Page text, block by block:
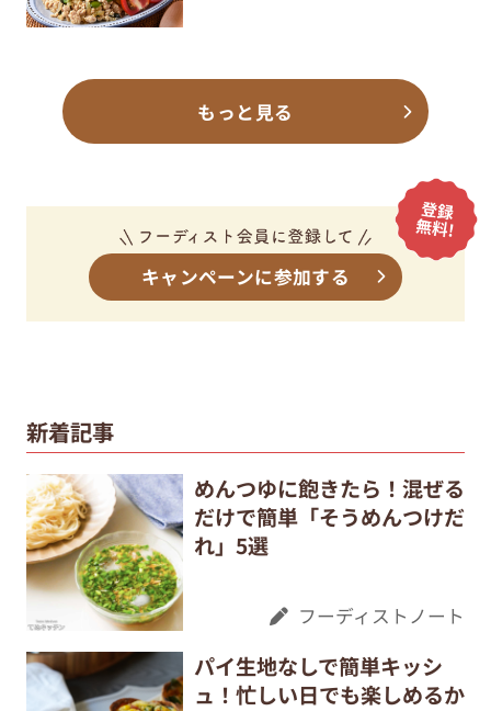
もっと見る
キャンペーンに参加する
新着記事
めんつゆに飽きたら！混ぜる
だけで簡単「そうめんつけだ
れ」5選
フーディストノート
パイ生地なしで簡単キッシ
ュ！忙しい日でも楽しめるか